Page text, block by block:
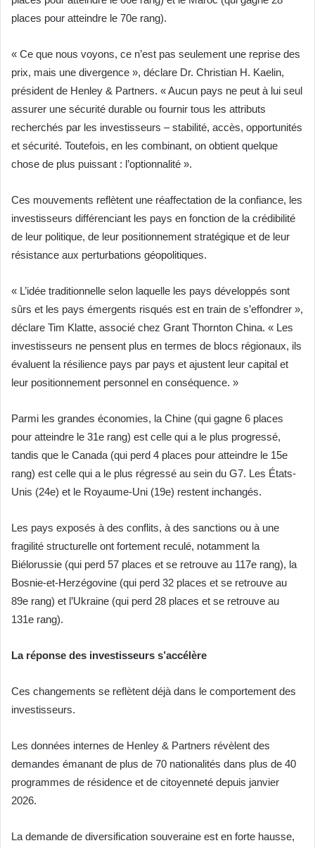
places pour atteindre le 70e rang).
« Ce que nous voyons, ce n’est pas seulement une reprise des
prix, mais une divergence », déclare Dr. Christian H. Kaelin,
président de Henley & Partners. « Aucun pays ne peut à lui seul
assurer une sécurité durable ou fournir tous les attributs
recherchés par les investisseurs – stabilité, accès, opportunités
et sécurité. Toutefois, en les combinant, on obtient quelque
chose de plus puissant : l’optionnalité ».
Ces mouvements reflètent une réaffectation de la confiance, les
investisseurs différenciant les pays en fonction de la crédibilité
de leur politique, de leur positionnement stratégique et de leur
résistance aux perturbations géopolitiques.
« L’idée traditionnelle selon laquelle les pays développés sont
sûrs et les pays émergents risqués est en train de s’effondrer »,
déclare Tim Klatte, associé chez Grant Thornton China. « Les
investisseurs ne pensent plus en termes de blocs régionaux, ils
évaluent la résilience pays par pays et ajustent leur capital et
leur positionnement personnel en conséquence. »
Parmi les grandes économies, la Chine (qui gagne 6 places
pour atteindre le 31e rang) est celle qui a le plus progressé,
tandis que le Canada (qui perd 4 places pour atteindre le 15e
rang) est celle qui a le plus régressé au sein du G7. Les États-
Unis (24e) et le Royaume-Uni (19e) restent inchangés.
Les pays exposés à des conflits, à des sanctions ou à une
fragilité structurelle ont fortement reculé, notamment la
Biélorussie (qui perd 57 places et se retrouve au 117e rang), la
Bosnie-et-Herzégovine (qui perd 32 places et se retrouve au
89e rang) et l’Ukraine (qui perd 28 places et se retrouve au
131e rang).
La réponse des investisseurs s’accélère
Ces changements se reflètent déjà dans le comportement des
investisseurs.
Les données internes de Henley & Partners révèlent des
demandes émanant de plus de 70 nationalités dans plus de 40
programmes de résidence et de citoyenneté depuis janvier
2026.
La demande de diversification souveraine est en forte hausse,